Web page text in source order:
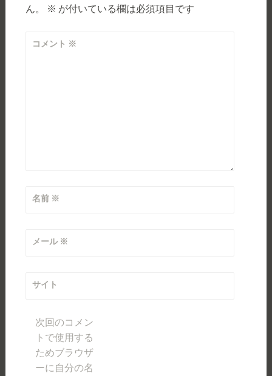
ん。
※ が付いている欄は必須項目です
コメント ※
名前 ※
メール ※
サイト
次回のコメン
トで使用する
ためブラウザ
ーに自分の名